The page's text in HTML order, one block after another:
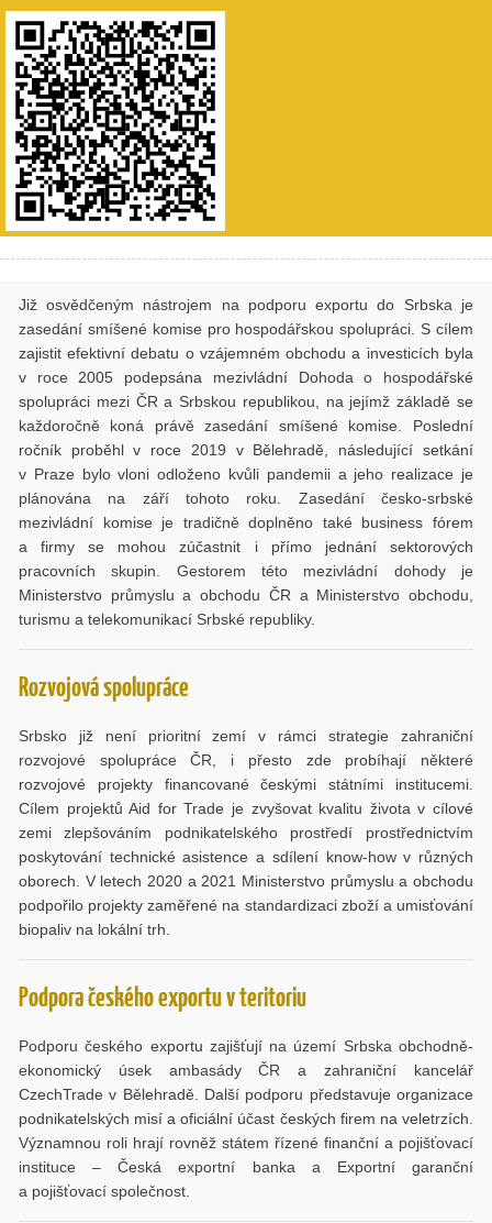
Již osvědčeným nástrojem na podporu exportu do Srbska je
zasedání smíšené komise pro hospodářskou spolupráci. S cílem
zajistit efektivní debatu o vzájemném obchodu a investicích byla
v roce 2005 podepsána mezivládní Dohoda o hospodářské
spolupráci mezi ČR a Srbskou republikou, na jejímž základě se
každoročně koná právě zasedání smíšené komise. Poslední
ročník proběhl v roce 2019 v Bělehradě, následující setkání
v Praze bylo vloni odloženo kvůli pandemii a jeho realizace je
plánována na září tohoto roku. Zasedání česko-srbské
mezivládní komise je tradičně doplněno také business fórem
a firmy se mohou zúčastnit i přímo jednání sektorových
pracovních skupin. Gestorem této mezivládní dohody je
Ministerstvo průmyslu a obchodu ČR a Ministerstvo obchodu,
turismu a telekomunikací Srbské republiky.
Rozvojová spolupráce
Srbsko již není prioritní zemí v rámci strategie zahraniční
rozvojové spolupráce ČR, i přesto zde probíhají některé
rozvojové projekty financované českými státními institucemi.
Cílem projektů Aid for Trade je zvyšovat kvalitu života v cílové
zemi zlepšováním podnikatelského prostředí prostřednictvím
poskytování technické asistence a sdílení know-how v různých
oborech. V letech 2020 a 2021 Ministerstvo průmyslu a obchodu
podpořilo projekty zaměřené na standardizaci zboží a umisťování
biopaliv na lokální trh.
Podpora českého exportu v teritoriu
Podporu českého exportu zajišťují na území Srbska obchodně-
ekonomický úsek ambasády ČR a zahraniční kancelář
CzechTrade v Bělehradě. Další podporu představuje organizace
podnikatelských misí a oficiální účast českých firem na veletrzích.
Významnou roli hrají rovněž státem řízené finanční a pojišťovací
instituce – Česká exportní banka a Exportní garanční
a pojišťovací společnost.